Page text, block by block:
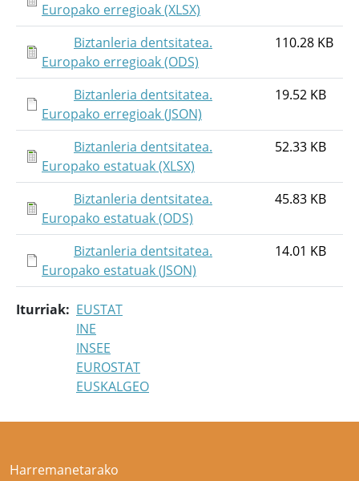
Europako erregioak (XLSX)
Biztanleria dentsitatea.
Europako erregioak (ODS)
110.28 KB
Biztanleria dentsitatea.
Europako erregioak (JSON)
19.52 KB
Biztanleria dentsitatea.
Europako estatuak (XLSX)
52.33 KB
Biztanleria dentsitatea.
Europako estatuak (ODS)
45.83 KB
Biztanleria dentsitatea.
Europako estatuak (JSON)
14.01 KB
Iturriak
EUSTAT
INE
INSEE
EUROSTAT
EUSKALGEO
Harremanetarako